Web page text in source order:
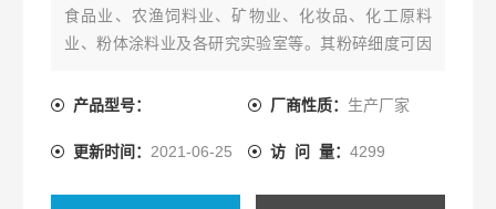
食品业、农渔饲料业、矿物业、化妆品、化工原料
业、粉体涂料业及各研究实验室等。其粉碎细度可因
料特性）
产品型号： 厂商性质： 生产厂家
更新时间： 2021-06-25 访 问 量： 4299